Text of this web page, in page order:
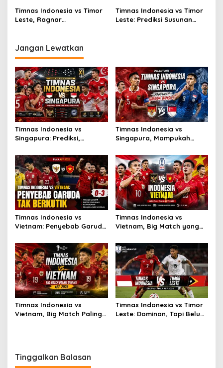
Timnas Indonesia vs Timor
Leste, Ragnar
Timnas Indonesia vs Timor
Leste: Prediksi Susunan
Jangan Lewatkan
Timnas Indonesia vs
Singapura: Prediksi,
Timnas Indonesia vs
Singapura, Mampukah
Timnas Indonesia vs
Vietnam: Penyebab Garuda
Timnas Indonesia vs
Vietnam, Big Match yang
Timnas Indonesia vs
Vietnam, Big Match Paling
Timnas Indonesia vs Timor
Leste: Dominan, Tapi Belum
Tinggalkan Balasan